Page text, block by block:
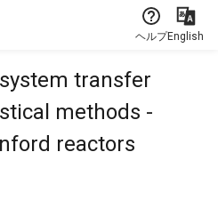
ヘルプEnglish
transfer
methods -
reactors